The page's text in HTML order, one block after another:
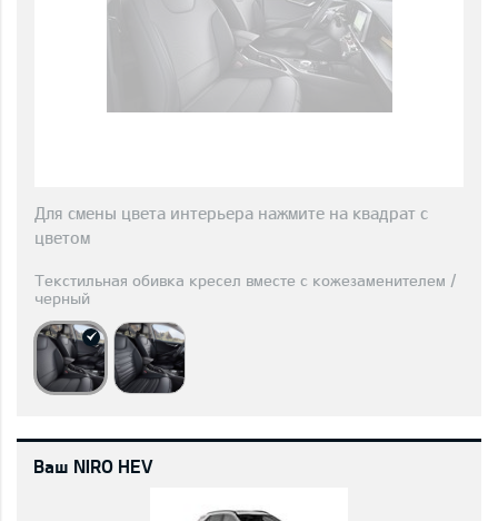
Для смены цвета интерьера нажмите на квадрат с
цветом
Текстильная обивка кресел вместе с кожезаменителем /
черный
Ваш NIRO HEV